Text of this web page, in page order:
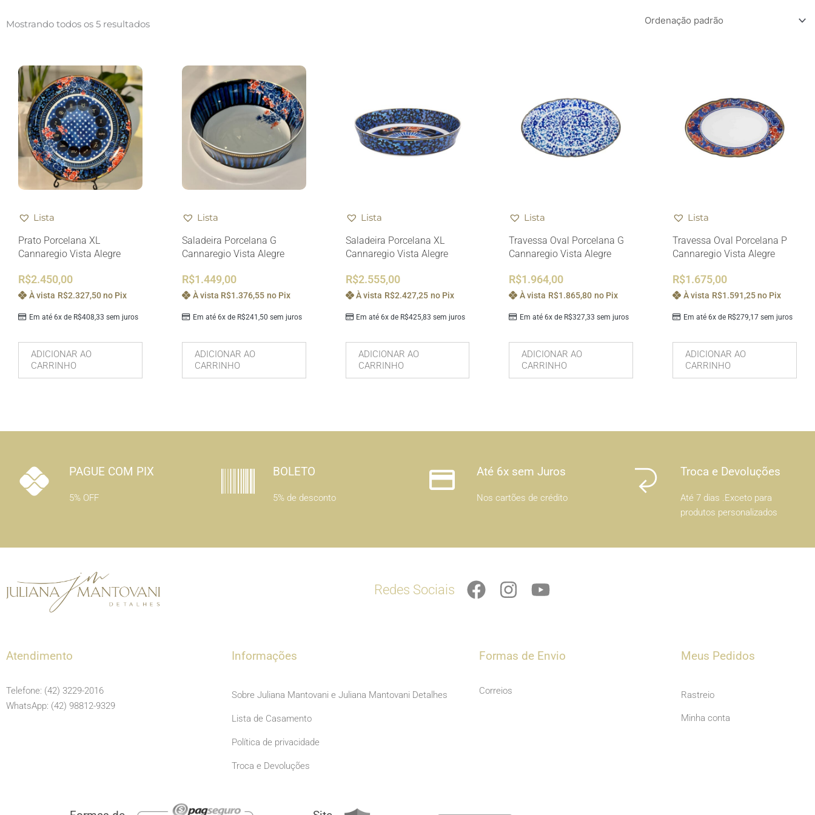
Mostrando todos os 5 resultados
Lista
Prato Porcelana XL
Cannaregio Vista Alegre
R$2.450,00
Em até 6x de R$408,33 sem juros
À vista R$2.327,50 no Pix
ADICIONAR AO
CARRINHO
Lista
Saladeira Porcelana G
Cannaregio Vista Alegre
R$1.449,00
Em até 6x de R$241,50 sem juros
À vista R$1.376,55 no Pix
ADICIONAR AO
CARRINHO
Lista
Saladeira Porcelana XL
Cannaregio Vista Alegre
R$2.555,00
Em até 6x de R$425,83 sem juros
À vista R$2.427,25 no Pix
ADICIONAR AO
CARRINHO
Lista
Travessa Oval Porcelana G
Cannaregio Vista Alegre
R$1.964,00
Em até 6x de R$327,33 sem juros
À vista R$1.865,80 no Pix
ADICIONAR AO
CARRINHO
Lista
Travessa Oval Porcelana P
Cannaregio Vista Alegre
R$1.675,00
Em até 6x de R$279,17sem juros
À vista R$1.591,25 no Pix
ADICIONAR AO
CARRINHO
PAGUE COM PIX
5% OFF
BOLETO
5% de desconto
Até 6x sem Juros
Nos cartões de crédito
Troca e Devoluções
Até 7 dias .Exceto para
produtos personalizados
Redes Sociais
F
a
b
o
I
n
a
r
Y
o
u
Atendimento
Telefone: (42) 3229-2016
WhatsApp: (42) 98812-9329
Informações
Sobre Juliana Mantovani e Juliana Mantovani Detalhes
Lista de Casamento
Política de privacidade
Troca e Devoluções
Formas de Envio
Correios
Meus Pedidos
Rastreio
Minha conta